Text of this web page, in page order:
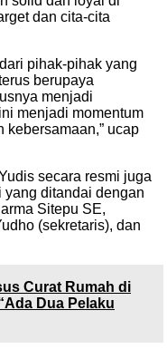
dan cita-cita
pihak-pihak yang
berupaya
menjadi
menjadi momentum
kebersamaan,” ucap
secara resmi juga
ditandai dengan
Sitepu SE,
(sekretaris), dan
Curat Rumah di
Dua Pelaku